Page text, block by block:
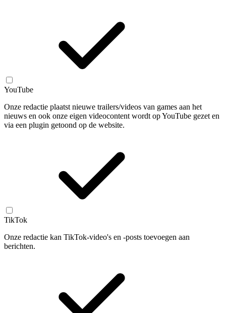
YouTube
Onze redactie plaatst nieuwe trailers/videos van games aan het
nieuws en ook onze eigen videocontent wordt op YouTube gezet en
via een plugin getoond op de website.
TikTok
Onze redactie kan TikTok-video's en -posts toevoegen aan
berichten.